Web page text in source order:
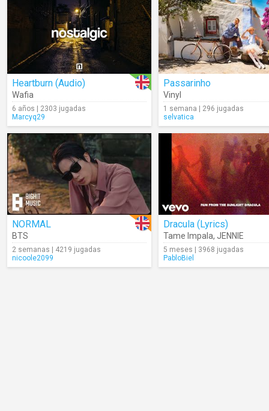
Heartburn (Audio)
Wafia
6 años | 2303 jugadas
Marcyq29
Passarinho
Vinyl
1 semana | 296 jugadas
selvatica
NORMAL
BTS
2 semanas | 4219 jugadas
nicoole2099
Dracula (Lyrics)
Tame Impala, JENNIE
5 meses | 3968 jugadas
PabloBiel